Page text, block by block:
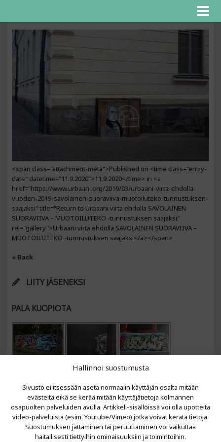
Hallinnoi suostumusta
Sivusto ei itsessään aseta normaalin käyttäjän osalta mitään
evästeitä eikä se kerää mitään käyttäjätietoja kolmannen
osapuolten palveluiden avulla. Artikkeli-sisällöissä voi olla upotteita
video-palveluista (esim. Youtube/Vimeo) jotka voivat kerätä tietoja.
Suostumuksen jättäminen tai peruuttaminen voi vaikuttaa
haitallisesti tiettyihin ominaisuuksiin ja toimintoihin.
<span class="attachment-meta">Published on <time class="entry-
date" datetime="11.9.2020">11.9.2020</time> in <a
href="https://www.urbaani.org/2019/03/urbaani-virta-ehdolla-
vuoden-2019-savolainen-suoraviiva-muotoiluteko-tunnustuksen-
saajaksi" title="Return to Urbaani virta ehdolla SAVOLAINEN
SUORAVIIVA – MUOTOILUTEKO -tunnustuksen saajaksi"
rel="gallery">Urbaani virta ehdolla SAVOLAINEN SUORAVIIVA –
MUOTOILUTEKO -tunnustuksen saajaksi</a></span>
« Back
LIITY JÄSENEKSI
PALA KUOPIOTA
VIIMEISIMMÄT ARTIKKELIT